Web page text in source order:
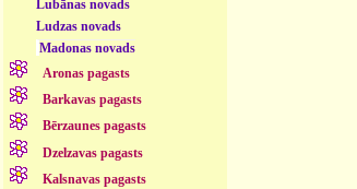
Lubānas novads
Ludzas novads
Madonas novads
Aronas pagasts
Barkavas pagasts
Bērzaunes pagasts
Dzelzavas pagasts
Kalsnavas pagasts